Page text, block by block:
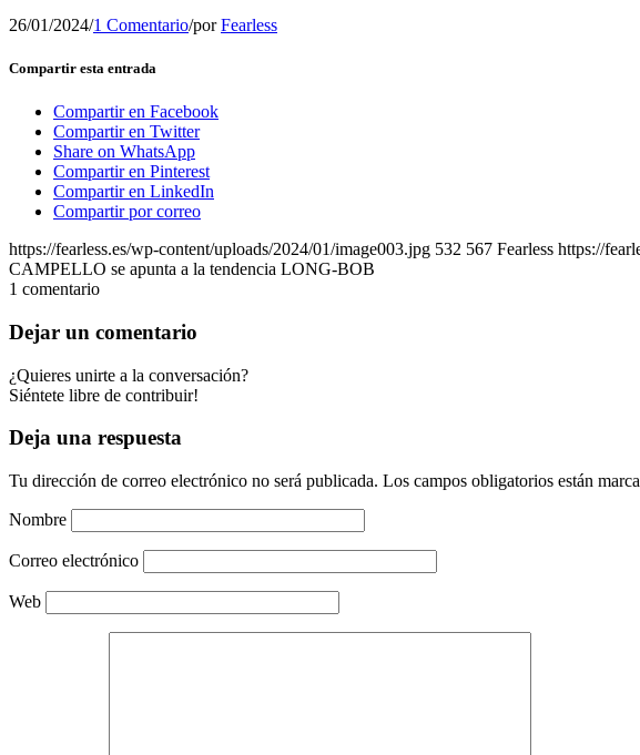
26/01/2024/1 Comentario/porFearless
Compartir esta entrada
Compartir en Facebook
Compartir en Twitter
Share on WhatsApp
Compartir en Pinterest
Compartir en LinkedIn
Compartir por correo
https://fearless.es/wp-content/uploads/2024/01/image003.jpg 532 567 Fearless https://
CAMPELLO se apunta a la tendencia LONG-BOB
1 comentario
Dejar un comentario
¿Quieres unirte a la conversación?
Siéntete libre de contribuir!
Deja una respuesta
Tu dirección de correo electrónico no será publicada. Los campos obligatorios están
Nombre
Correo electrónico
Web